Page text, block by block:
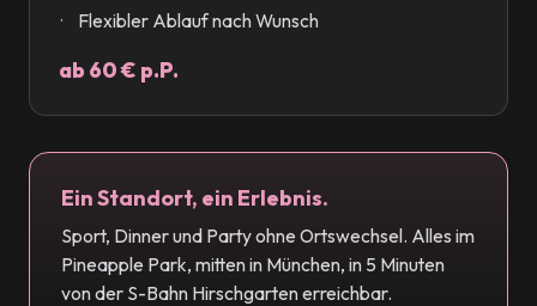
Flexibler Ablauf nach Wunsch
ab 60 € p.P.
Ein Standort, ein Erlebnis.
Sport, Dinner und Party ohne Ortswechsel. Alles im
Pineapple Park, mitten in München, in 5 Minuten
von der S-Bahn Hirschgarten erreichbar.